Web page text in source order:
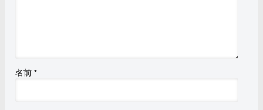
名前 *